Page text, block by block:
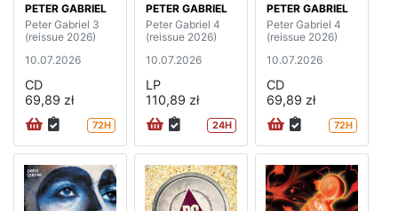
PETER GABRIEL
Peter Gabriel 3
(reissue 2026)
10.07.2026
CD
69,89 zł
72H
PETER GABRIEL
Peter Gabriel 4
(reissue 2026)
10.07.2026
LP
110,89 zł
24H
PETER GABRIEL
Peter Gabriel 4
(reissue 2026)
10.07.2026
CD
69,89 zł
72H